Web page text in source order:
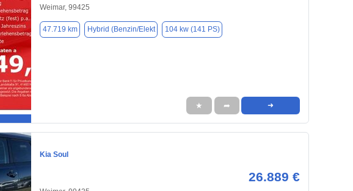
Weimar, 99425
47.719 km Hybrid (Benzin/Elekt 104 kw (141 PS)
★ ➦ ➜
Kia Soul
26.889 €